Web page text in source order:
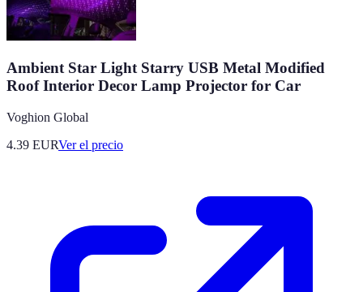
Ambient Star Light Starry USB Metal Modified
Roof Interior Decor Lamp Projector for Car
Voghion Global
4.39 EURVer el precio